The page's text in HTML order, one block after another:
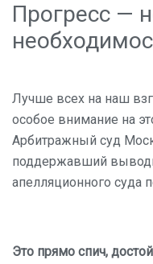
Прогресс —
Лучше всех на наш
особое внимание на
Арбитражный суд
поддержавший
апелляционного суда
Это прямо спич,